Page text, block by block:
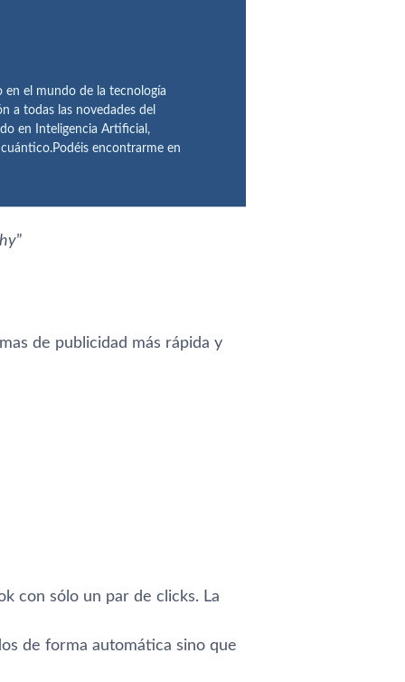
el mundo de la tecnología
a todas las novedades del
en Inteligencia Artificial,
encontrarme en
”
de publicidad más rápida y
con sólo un par de clicks. La
de forma automática sino que